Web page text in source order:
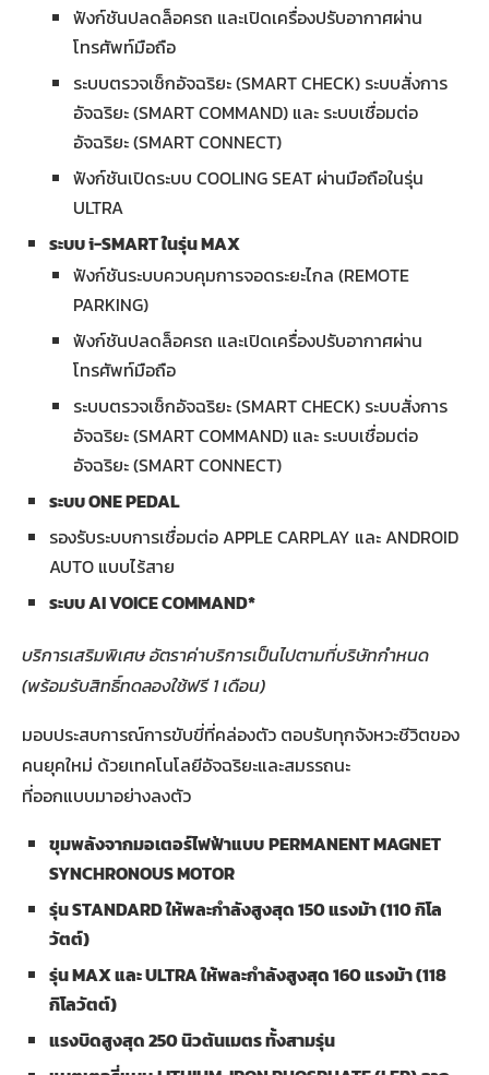
ฟังก์ชันปลดล็อครถ และเปิดเครื่องปรับอากาศผ่าน
โทรศัพท์มือถือ
ระบบตรวจเช็กอัจฉริยะ (SMART CHECK) ระบบสั่งการ
อัจฉริยะ (SMART COMMAND) และ ระบบเชื่อมต่อ
อัจฉริยะ (SMART CONNECT)
ฟังก์ชันเปิดระบบ COOLING SEAT ผ่านมือถือในรุ่น
ULTRA
ระบบi-SMARTในรุ่นMAX
ฟังก์ชันระบบควบคุมการจอดระยะไกล (REMOTE
PARKING)
ฟังก์ชันปลดล็อครถ และเปิดเครื่องปรับอากาศผ่าน
โทรศัพท์มือถือ
ระบบตรวจเช็กอัจฉริยะ (SMART CHECK) ระบบสั่งการ
อัจฉริยะ (SMART COMMAND) และ ระบบเชื่อมต่อ
อัจฉริยะ (SMART CONNECT)
ระบบONE PEDAL
รองรับระบบการเชื่อมต่อ APPLE CARPLAY และ ANDROID
AUTO แบบไร้สาย
ระบบAI VOICE COMMAND*
บริการเสริมพิเศษ อัตราค่าบริการเป็นไปตามที่บริษัทกำหนด
(พร้อมรับสิทธิ์ทดลองใช้ฟรี 1 เดือน)
มอบประสบการณ์การขับขี่ที่คล่องตัว ตอบรับทุกจังหวะชีวิตของ
คนยุคใหม่ ด้วยเทคโนโลยีอัจฉริยะและสมรรถนะ
ที่ออกแบบมาอย่างลงตัว
ขุมพลังจากมอเตอร์ไฟฟ้าแบบPERMANENT MAGNET
SYNCHRONOUS MOTOR
รุ่นSTANDARD ให้พละกำลังสูงสุด 150 แรงม้า (110 กิโล
วัตต์)
รุ่นMAX และ ULTRA ให้พละกำลังสูงสุด 160 แรงม้า (118
กิโลวัตต์)
แรงบิดสูงสุด 250 นิวตันเมตร ทั้งสามรุ่น